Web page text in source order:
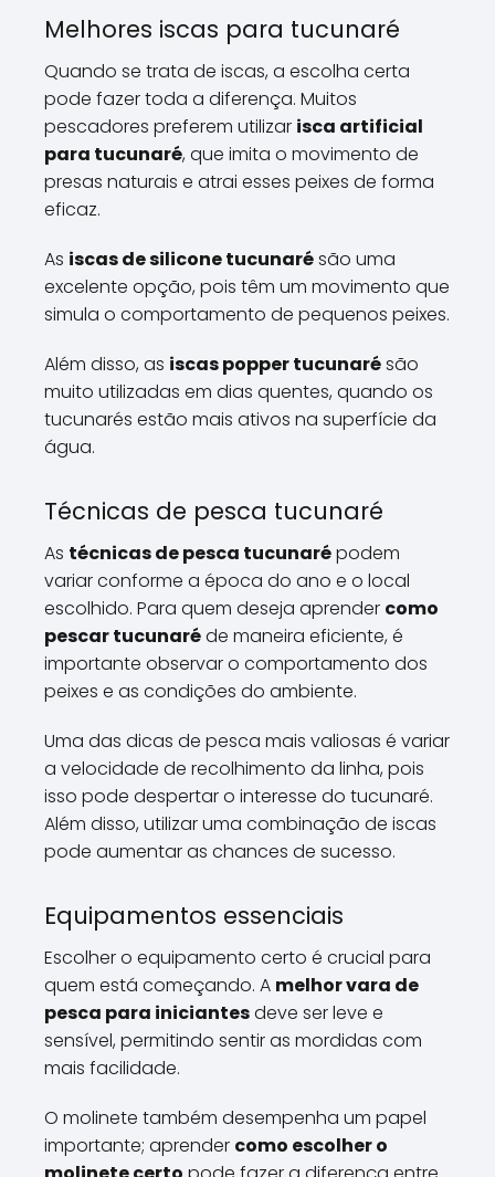
Melhores iscas para tucunaré
Quando se trata de iscas, a escolha certa
pode fazer toda a diferença. Muitos
pescadores preferem utilizar isca artificial
para tucunaré, que imita o movimento de
presas naturais e atrai esses peixes de forma
eficaz.
As iscas de silicone tucunarésão uma
excelente opção, pois têm um movimento que
simula o comportamento de pequenos peixes.
Além disso, as iscas popper tucunarésão
muito utilizadas em dias quentes, quando os
tucunarés estão mais ativos na superfície da
água.
Técnicas de pesca tucunaré
As técnicas de pesca tucunarépodem
variar conforme a época do ano e o local
escolhido. Para quem deseja aprender como
pescar tucunaréde maneira eficiente, é
importante observar o comportamento dos
peixes e as condições do ambiente.
Uma das dicas de pesca mais valiosas é variar
a velocidade de recolhimento da linha, pois
isso pode despertar o interesse do tucunaré.
Além disso, utilizar uma combinação de iscas
pode aumentar as chances de sucesso.
Equipamentos essenciais
Escolher o equipamento certo é crucial para
quem está começando. A melhor vara de
pesca para iniciantesdeve ser leve e
sensível, permitindo sentir as mordidas com
mais facilidade.
O molinete também desempenha um papel
importante; aprender como escolher o